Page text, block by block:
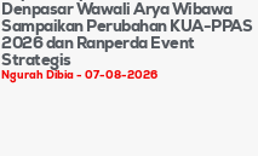
Denpasar Wawali Arya Wibawa
Sampaikan Perubahan KUA-PPAS
2026 dan Ranperda Event
Strategis
Ngurah Dibia 07-08-2026